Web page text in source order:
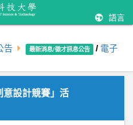
語言
告 最新消息/徵才訊息公告 / 電子
意設計競賽」活